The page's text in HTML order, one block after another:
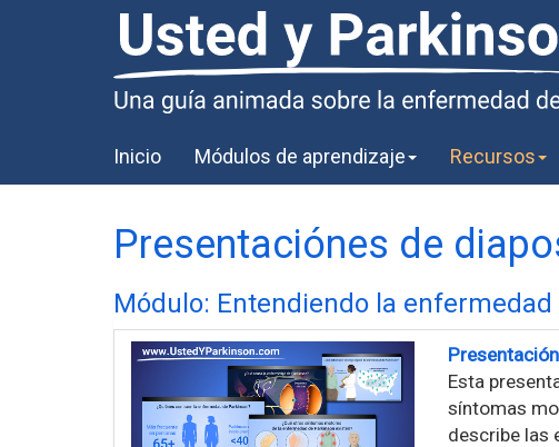
Inicio Módulos de aprendizaje Recursos
Presentaciónes de
Módulo: Entendiendo la
Esta
síntomas
describe las